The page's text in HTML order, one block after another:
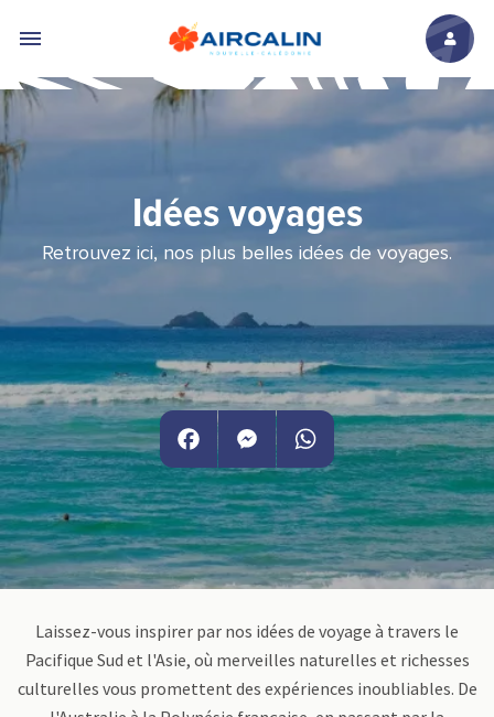
Aller au contenu principal
Idées voyages
Retrouvez ici, nos plus belles idées de voyages.
FacebookMessengerWhatsApp
Laissez-vous inspirer par nos idées de voyage à travers le
Pacifique Sud et l'Asie, où merveilles naturelles et richesses
culturelles vous promettent des expériences inoubliables. De